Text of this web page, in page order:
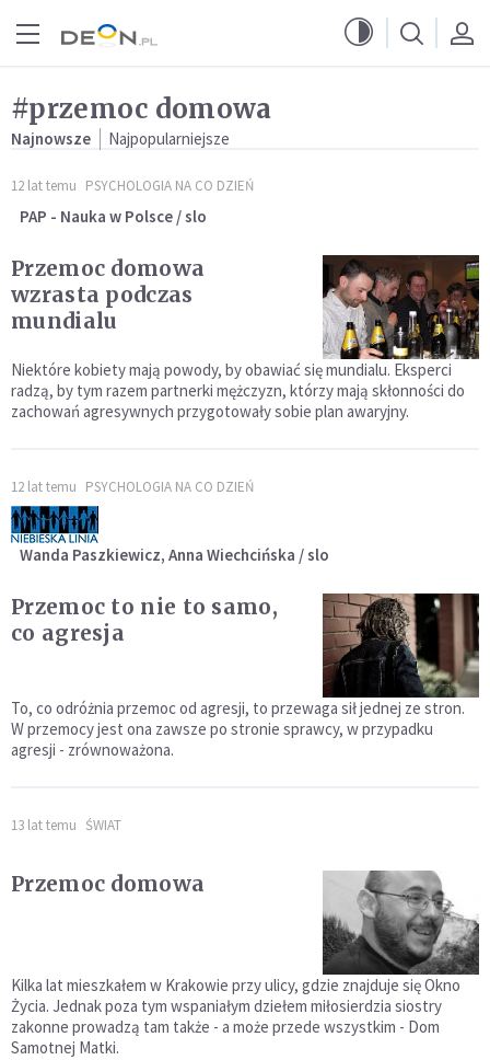
#przemoc domowa
Najnowsze Najpopularniejsze
12 lat temu PSYCHOLOGIA NA CO DZIEŃ
PAP - Nauka w Polsce / slo
Przemoc domowa
wzrasta podczas
mundialu
Niektóre kobiety mają powody, by obawiać się mundialu. Eksperci
radzą, by tym razem partnerki mężczyzn, którzy mają skłonności do
zachowań agresywnych przygotowały sobie plan awaryjny.
12 lat temu PSYCHOLOGIA NA CO DZIEŃ
Wanda Paszkiewicz, Anna Wiechcińska / slo
Przemoc to nie to samo,
co agresja
To, co odróżnia przemoc od agresji, to przewaga sił jednej ze stron.
W przemocy jest ona zawsze po stronie sprawcy, w przypadku
agresji - zrównoważona.
13 lat temu ŚWIAT
Przemoc domowa
Kilka lat mieszkałem w Krakowie przy ulicy, gdzie znajduje się Okno
Życia. Jednak poza tym wspaniałym dziełem miłosierdzia siostry
zakonne prowadzą tam także - a może przede wszystkim - Dom
Samotnej Matki.